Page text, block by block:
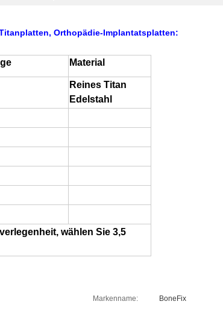
Orthopädie-Implantatsplatten:
Material
Reines Titan
Edelstahl
wählen Sie 3,5
Markenname: BoneFix